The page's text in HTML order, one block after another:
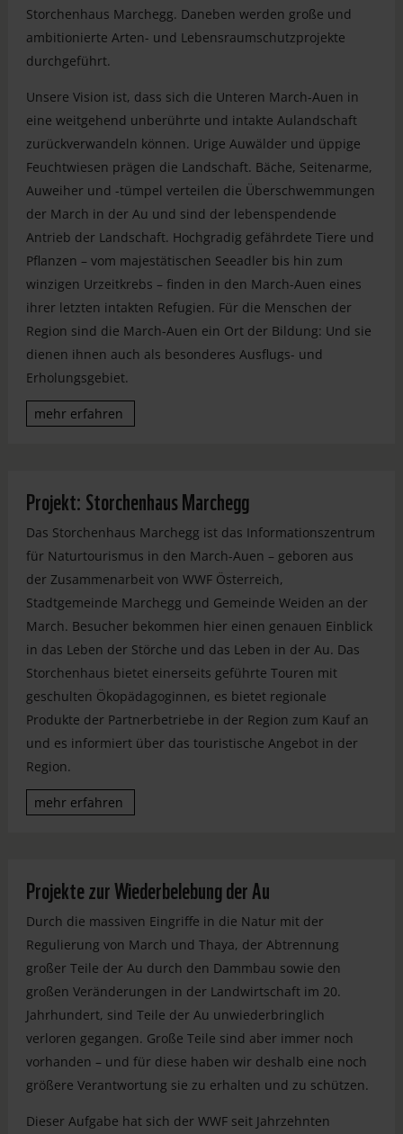
Storchenhaus Marchegg. Daneben werden große und
ambitionierte Arten- und Lebensraumschutzprojekte
durchgeführt.
Unsere Vision ist, dass sich die Unteren March-Auen in
eine weitgehend unberührte und intakte Aulandschaft
zurückverwandeln können. Urige Auwälder und üppige
Feuchtwiesen prägen die Landschaft. Bäche, Seitenarme,
Auweiher und -tümpel verteilen die Überschwemmungen
der March in der Au und sind der lebenspendende
Antrieb der Landschaft. Hochgradig gefährdete Tiere und
Pflanzen – vom majestätischen Seeadler bis hin zum
winzigen Urzeitkrebs – finden in den March-Auen eines
ihrer letzten intakten Refugien. Für die Menschen der
Region sind die March-Auen ein Ort der Bildung: Und sie
dienen ihnen auch als besonderes Ausflugs- und
Erholungsgebiet.
mehr erfahren
Projekt: Storchenhaus Marchegg
Das Storchenhaus Marchegg ist das Informationszentrum
für Naturtourismus in den March-Auen – geboren aus
der Zusammenarbeit von WWF Österreich,
Stadtgemeinde Marchegg und Gemeinde Weiden an der
March. Besucher bekommen hier einen genauen Einblick
in das Leben der Störche und das Leben in der Au. Das
Storchenhaus bietet einerseits geführte Touren mit
geschulten Ökopädagoginnen, es bietet regionale
Produkte der Partnerbetriebe in der Region zum Kauf an
und es informiert über das touristische Angebot in der
Region.
mehr erfahren
Projekte zur Wiederbelebung der Au
Durch die massiven Eingriffe in die Natur mit der
Regulierung von March und Thaya, der Abtrennung
großer Teile der Au durch den Dammbau sowie den
großen Veränderungen in der Landwirtschaft im 20.
Jahrhundert, sind Teile der Au unwiederbringlich
verloren gegangen. Große Teile sind aber immer noch
vorhanden – und für diese haben wir deshalb eine noch
größere Verantwortung sie zu erhalten und zu schützen.
Dieser Aufgabe hat sich der WWF seit Jahrzehnten